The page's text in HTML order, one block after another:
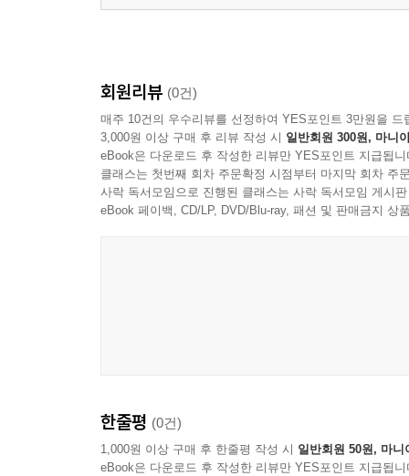
회원리뷰 (0건)
매주 10건의 우수리뷰를 선정하여 YES포인트 3만원을 드
3,000원 이상 구매 후 리뷰 작성 시 일반회원 300원, 마니
eBook은 다운로드 후 작성한 리뷰만 YES포인트 지급됩니
클래스는 첫번째 회차 주문확정 시점부터 마지막 회차 주
사락 독서모임으로 진행된 클래스는 사락 독서모임 게시
eBook 페이백, CD/LP, DVD/Blu-ray, 패션 및 판매금지 상
한줄평 (0건)
1,000원 이상 구매 후 한줄평 작성 시 일반회원 50원, 마니
eBook은 다운로드 후 작성한 리뷰만 YES포인트 지급됩니